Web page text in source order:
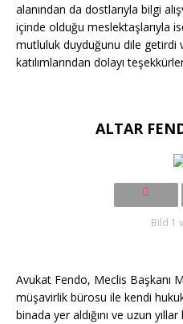
alanından da dostlarıyla bilgi
içinde olduğu meslektaşlarıyla
mutluluk duyduğunu dile getirdi
katılımlarından dolayı
ALTAR
Bild 1
Avukat Fendo, Meclis Başkanı
müşavirlik bürosu ile kendi
binada yer aldığını ve uzun